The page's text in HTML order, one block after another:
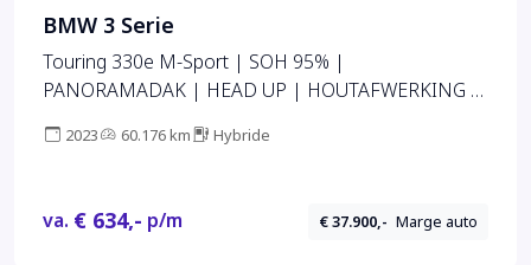
BMW 3 Serie
Touring 330e M-Sport | SOH 95% |
PANORAMADAK | HEAD UP | HOUTAFWERKING |
2023 60.176 km Hybride
va. € 634,- p/m € 37.900,- Marge auto